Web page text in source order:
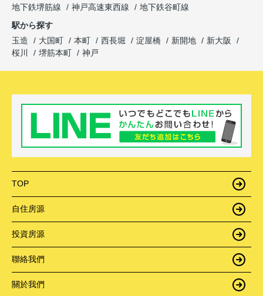
地下鉄堺筋線
神戸高速東西線
地下鉄谷町線
駅から探す
玉造
大国町 本町 西長堀 淀屋橋 新開地
新大阪
桜川
堺筋本町 神戸
TOP
自住房源
投資房源
聯絡我們
關於我們